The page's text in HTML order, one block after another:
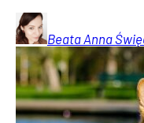
Beata Anna